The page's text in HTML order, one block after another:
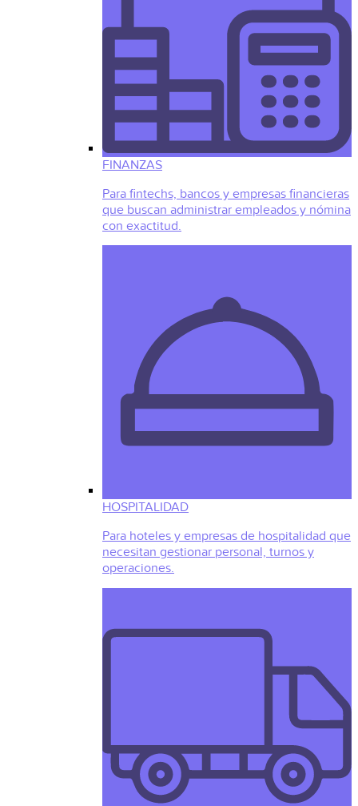
FINANZAS
Para fintechs, bancos y empresas financieras
que buscan administrar empleados y nómina
con exactitud.
HOSPITALIDAD
Para hoteles y empresas de hospitalidad que
necesitan gestionar personal, turnos y
operaciones.